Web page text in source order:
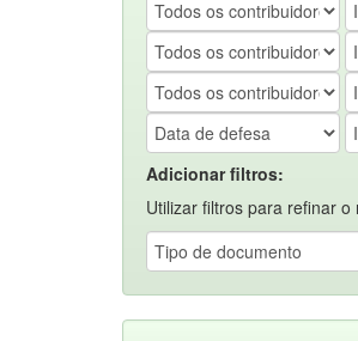
Adicionar filtros:
Utilizar filtros para refinar